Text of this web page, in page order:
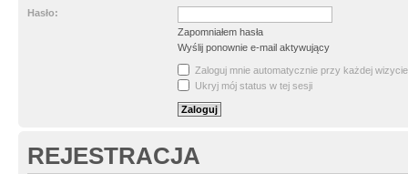
Hasło:
Zapomniałem hasła
Wyślij ponownie e-mail aktywujący
Zaloguj mnie automatycznie przy każdej wizycie
Ukryj mój status w tej sesji
REJESTRACJA